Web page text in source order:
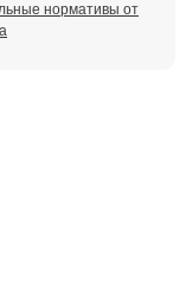
нормативы от